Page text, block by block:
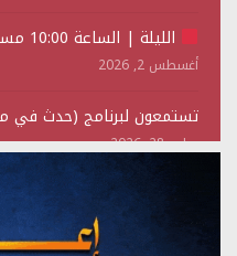
الليلة | الساعة 10:00 مساءً
أغسطس 2, 2026
تستمعون لبرنامج (حدث في
يوليو 28, 2026
(نحن لا نهزم) بث مباشر